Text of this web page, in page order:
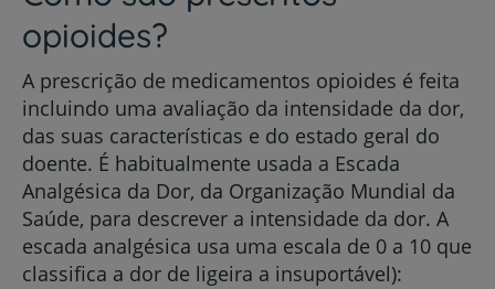
opioides?
A prescrição de medicamentos opioides é feita
incluindo uma avaliação da intensidade da dor,
das suas características e do estado geral do
doente. É habitualmente usada a Escada
Analgésica da Dor, da Organização Mundial da
Saúde, para descrever a intensidade da dor. A
escada analgésica usa uma escala de 0 a 10 que
classifica a dor de ligeira a insuportável):